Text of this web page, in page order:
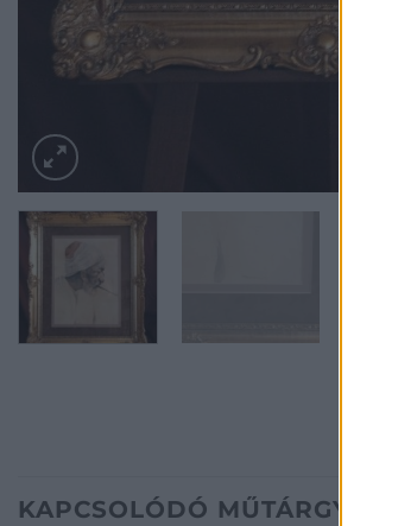
KAPCSOLÓDÓ MŰTÁRGYAK